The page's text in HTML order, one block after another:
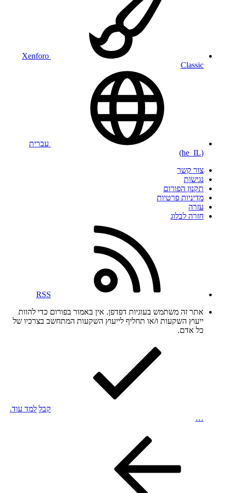
Xenforo
Classic
עברית
(he_IL)
צור קשר
נגישות
תקנון הפורום
מדיניות פרטיות
עזרה
חזרה לבלוג
RSS
אתר זה משתמש בעוגיות דפדפן. אין באמור בפורום כדי להוות
ייעוץ השקעות ו/או תחליף לייעוץ השקעות המתחשב בצרכיו של
כל אדם.
קבל למד עוד.
…